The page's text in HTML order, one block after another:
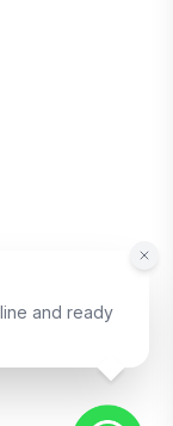
and ready